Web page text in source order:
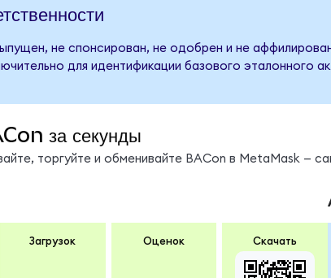
не спонсирован, не одобрен и не
для идентификации базового эталонного
за секунды
торгуйте и обменивайте BACon в MetaMask —
Загрузок Оценок Скачать